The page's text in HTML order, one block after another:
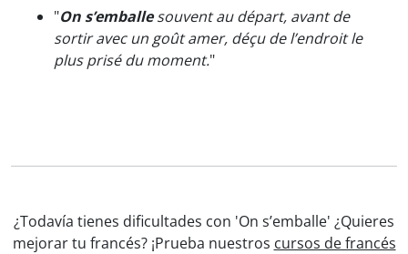
"On s’emballesouvent au départ, avant de
sortir avec un goût amer, déçu de l’endroit le
plus prisé du moment."
¿Todavía tienes dificultades con 'On s’emballe' ¿Quieres
mejorar tu francés? ¡Prueba nuestros cursos de francés